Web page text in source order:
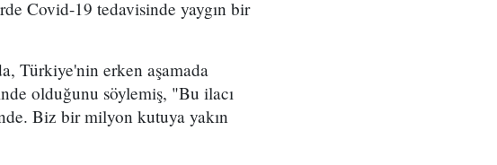
Covid-19 tedavisinde yaygın bir
Türkiye'nin erken aşamada
olduğunu söylemiş, "Bu ilacı
Biz bir milyon kutuya yakın